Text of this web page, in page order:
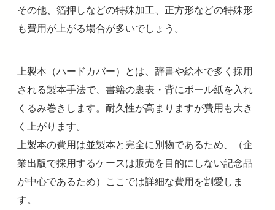
その他、箔押しなどの特殊加工、正方形などの特殊形
も費用が上がる場合が多いでしょう。
上製本（ハードカバー）とは、辞書や絵本で多く採用
される製本手法で、書籍の裏表・背にボール紙を入れ
くるみ巻きします。耐久性が高まりますが費用も大き
く上がります。
上製本の費用は並製本と完全に別物であるため、（企
業出版で採用するケースは販売を目的にしない記念品
が中心であるため）ここでは詳細な費用を割愛しま
す。